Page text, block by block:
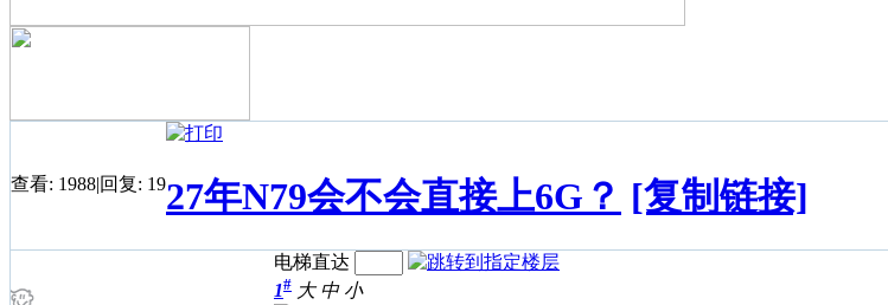
查看: 1988|回复: 1927年N79会不会直接上6G？ [复制链接]
电梯直达
1# 大 中 小